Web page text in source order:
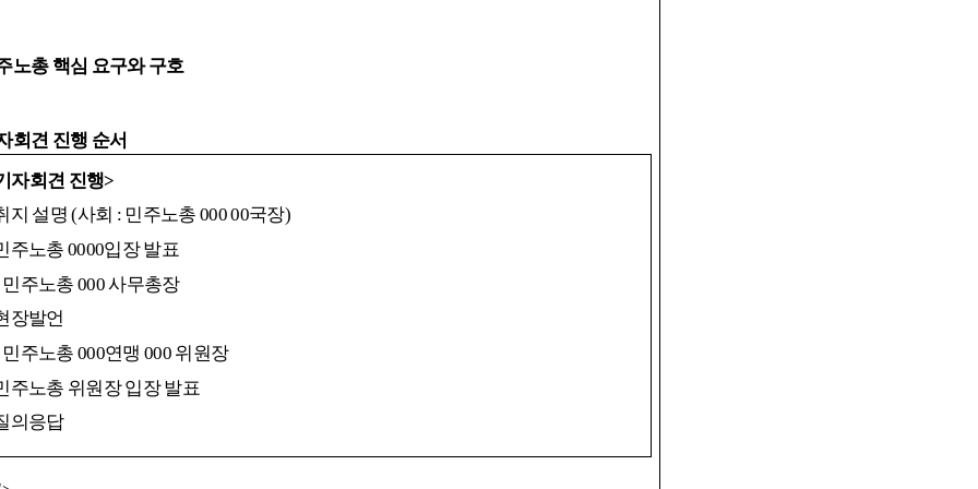
노총 핵심 요구와 구호
회견 진행 순서
자회견 진행>
지 설명(사회 : 민주노총 000 00국장)
주노총 0000입장 발표
민주노총 000사무총장
장발언
민주노총 000연맹 000 위원장
주노총 위원장 입장 발표
의응답